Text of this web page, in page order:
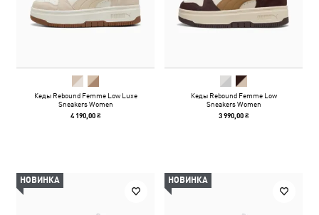
Кеды Rebound Femme Low Luxe
Sneakers Women
4 190,00 ₴
Кеды Rebound Femme Low
Sneakers Women
3 990,00 ₴
НОВИНКА НОВИНКА